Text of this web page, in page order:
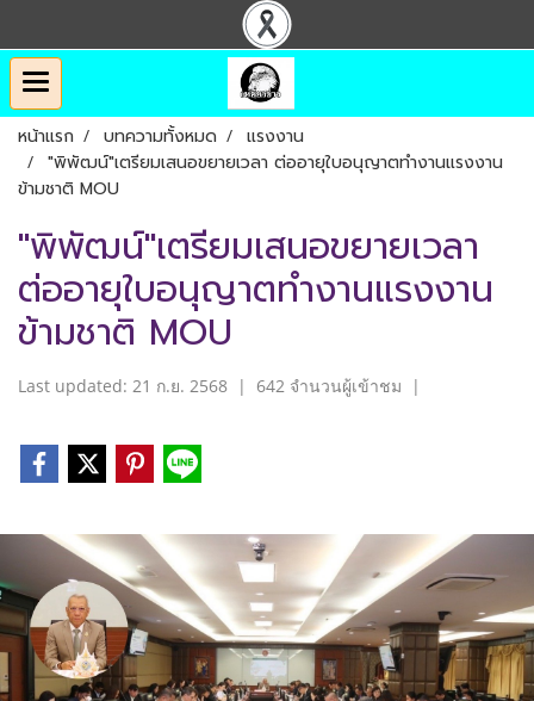
หน้าแรก บทความทั้งหมด
แรงงาน
"พิพัฒน์"เตรียมเสนอขยายเวลา ต่ออายุใบอนุญาตทำงานแรงงาน
ข้ามชาติ MOU
"พิพัฒน์"เตรียมเสนอขยายเวลา
ต่ออายุใบอนุญาตทำงานแรงงาน
ข้ามชาติ MOU
Last updated: 21 ก.ย. 2568 | 642 จำนวนผู้เข้าชม |